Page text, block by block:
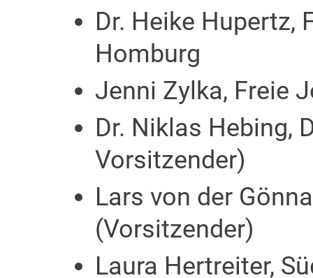
Dr. Heike Hupertz,
Homburg
Jenni Zylka, Freie
Dr. Niklas Hebing,
Vorsitzender)
Lars von der
(Vorsitzender)
Laura Hertreiter,